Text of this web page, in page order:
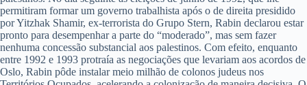
permitiram formar um governo trabalhista após o de direita presidido
por Yitzhak Shamir, ex-terrorista do Grupo Stern, Rabin declarou estar
pronto para desempenhar a parte do “moderado”, mas sem fazer
nenhuma concessão substancial aos palestinos. Com efeito, enquanto
entre 1992 e 1993 protraía as negociações que levariam aos acordos de
Oslo, Rabin pôde instalar meio milhão de colonos judeus nos